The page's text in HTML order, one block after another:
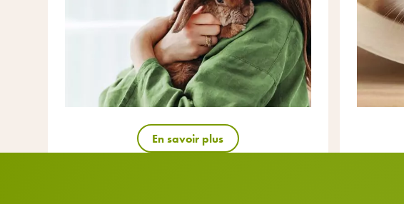
En savoir plus